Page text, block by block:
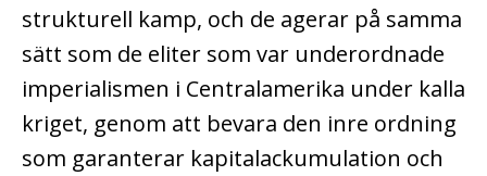
strukturell kamp, och de agerar på samma
sätt som de eliter som var underordnade
imperialismen i Centralamerika under kalla
kriget, genom att bevara den inre ordning
som garanterar kapitalackumulation och